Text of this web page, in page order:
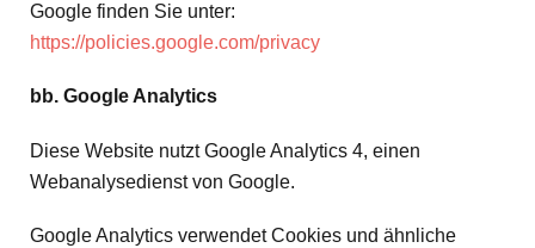
Google finden Sie unter:
https://policies.google.com/privacy
bb. Google Analytics
Diese Website nutzt Google Analytics 4, einen
Webanalysedienst von Google.
Google Analytics verwendet Cookies und ähnliche